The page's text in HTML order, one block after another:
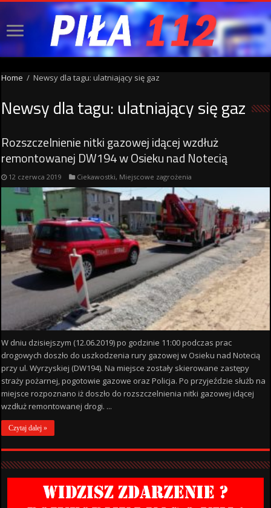
Home / Newsy dla tagu: ulatniający się gaz
Newsy dla tagu: ulatniający się gaz
Rozszczelnienie nitki gazowej idącej wzdłuż
remontowanej DW194 w Osieku nad Notecią
12 czerwca 2019 Ciekawostki, Miejscowe zagrożenia
W dniu dzisiejszym (12.06.2019) po godzinie 11:00 podczas prac
drogowych doszło do uszkodzenia rury gazowej w Osieku nad Notecią
przy ul. Wyrzyskiej (DW194). Na miejsce zostały skierowane zastępy
straży pożarnej, pogotowie gazowe oraz Policja. Po przyjeździe służb na
miejsce rozpoznano iż doszło do rozszczelnienia nitki gazowej idącej
wzdłuż remontowanej drogi. ...
Czytaj dalej »